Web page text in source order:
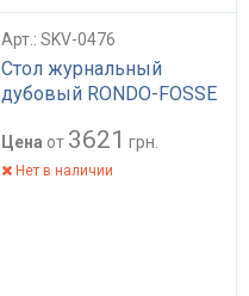
Арт.: SKV-0476
Стол журнальный
дубовый RONDO-FOSSE
Цена от 3621 грн.
Нет в наличии